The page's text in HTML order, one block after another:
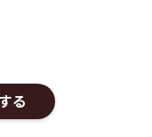
る